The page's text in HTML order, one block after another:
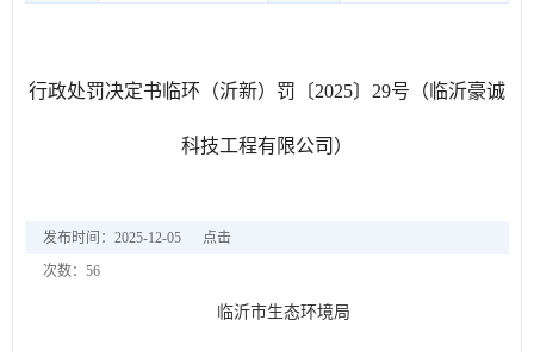
行政处罚决定书临环（沂新）罚〔2025〕29号（临沂豪诚
科技工程有限公司）
发布时间：2025-12-05
点击
次数： 56
临沂市生态环境局